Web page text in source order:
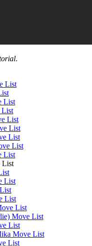
.
List
List
List
List
List
List
List
List
List
List
List
List
Move List
List
Move List
List